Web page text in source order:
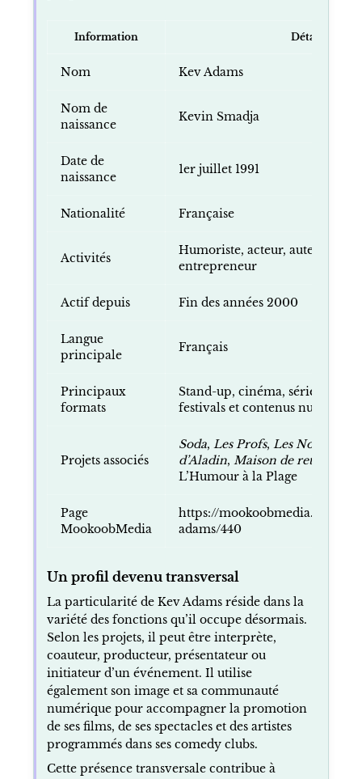
Information Détail
Nom Kev Adams
Nom de
naissance
Kevin Smadja
Date de
naissance
1er juillet 1991
Nationalité Française
Activités
Humoriste, acteur, auteur,
entrepreneur
Actif depuis Fin des années 2000
Langue
principale
Français
Principaux
formats
Stand-up, cinéma, séries,
festivals et contenus
Projets associés
Soda, Les Profs, Les Nouvelles
d’Aladin, Maison de retraite
L’Humour à la Plage
Page
MookoobMedia
https://mookoobmedia.com/
adams/440
Un profil devenu transversal
La particularité de Kev Adams réside dans la
variété des fonctions qu’il occupe désormais.
Selon les projets, il peut être interprète,
coauteur, producteur, présentateur ou
initiateur d’un événement. Il utilise
également son image et sa communauté
numérique pour accompagner la promotion
de ses films, de ses spectacles et des artistes
programmés dans ses comedy clubs.
Cette présence transversale contribue à